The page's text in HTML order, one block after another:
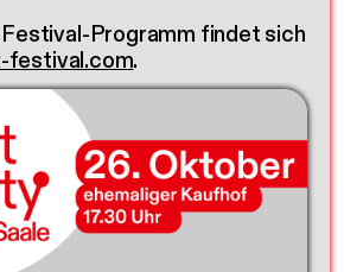
Programm findet sich
festival.com.